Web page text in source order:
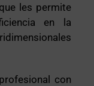
les permite
en la
con